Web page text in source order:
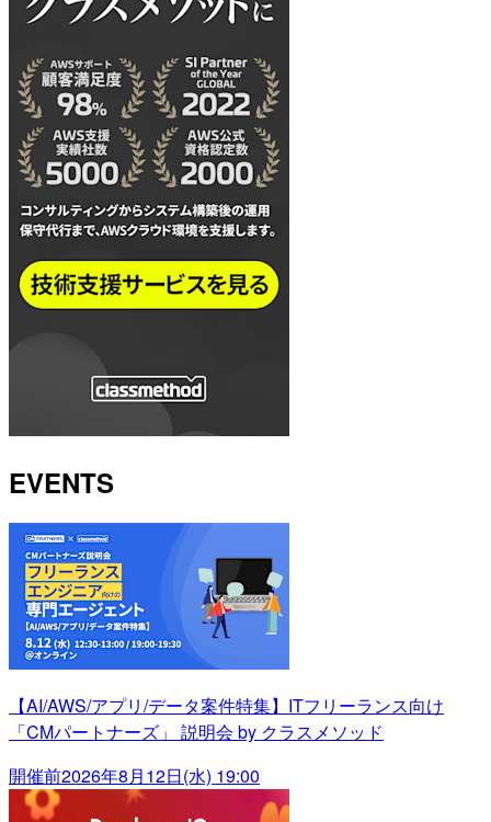
EVENTS
【AI/AWS/アプリ/データ案件特集】ITフリーランス向け
「CMパートナーズ」 説明会 by クラスメソッド
開催前2026年8月12日(水) 19:00